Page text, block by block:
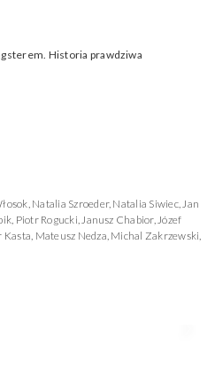
Historia prawdziwa
, Natalia Szroeder, Natalia Siwiec,Jan
, Piotr Rogucki,Janusz Chabior,Józef
Kasta, Mateusz Nedza, Michal Zakrzewski,